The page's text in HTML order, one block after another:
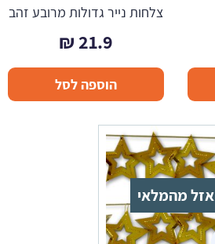
צלחות נייר גדולות מרובע זהב
21.9
₪
הוספה לסל
אזל מהמלאי